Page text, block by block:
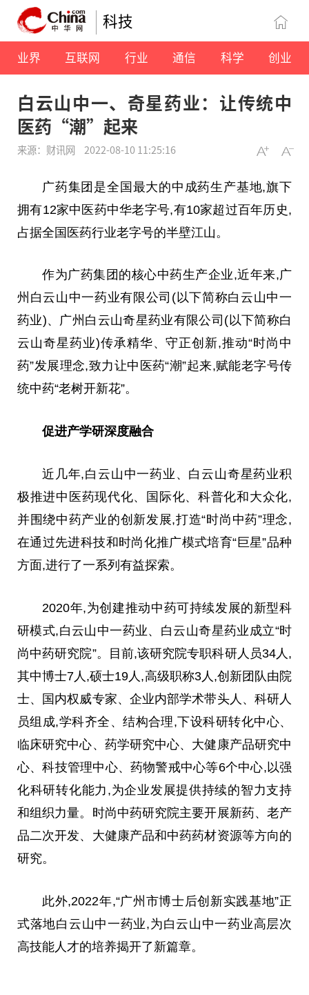
科技
业界 互联网 行业 通信 科学 创业
白云山中一、奇星药业：让传统中
医药“潮”起来
来源：财讯网 2022-08-10 11:25:16
广药集团是全国最大的中成药生产基地,旗下
拥有12家中医药中华老字号,有10家超过百年历史,
占据全国医药行业老字号的半壁江山。
作为广药集团的核心中药生产企业,近年来,广
州白云山中一药业有限公司(以下简称白云山中一
药业)、广州白云山奇星药业有限公司(以下简称白
云山奇星药业)传承精华、守正创新,推动“时尚中
药”发展理念,致力让中医药“潮”起来,赋能老字号传
统中药“老树开新花”。
促进产学研深度融合
近几年,白云山中一药业、白云山奇星药业积
极推进中医药现代化、国际化、科普化和大众化,
并围绕中药产业的创新发展,打造“时尚中药”理念,
在通过先进科技和时尚化推广模式培育“巨星”品种
方面,进行了一系列有益探索。
2020年,为创建推动中药可持续发展的新型科
研模式,白云山中一药业、白云山奇星药业成立“时
尚中药研究院”。目前,该研究院专职科研人员34人,
其中博士7人,硕士19人,高级职称3人,创新团队由院
士、国内权威专家、企业内部学术带头人、科研人
员组成,学科齐全、结构合理,下设科研转化中心、
临床研究中心、药学研究中心、大健康产品研究中
心、科技管理中心、药物警戒中心等6个中心,以强
化科研转化能力,为企业发展提供持续的智力支持
和组织力量。时尚中药研究院主要开展新药、老产
品二次开发、大健康产品和中药药材资源等方向的
研究。
此外,2022年,“广州市博士后创新实践基地”正
式落地白云山中一药业,为白云山中一药业高层次
高技能人才的培养揭开了新篇章。